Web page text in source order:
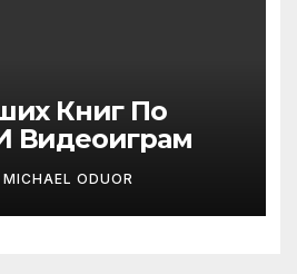
Книг По
Видеоиграм
MICHAEL ODUOR